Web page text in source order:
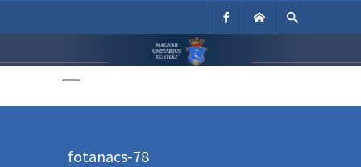
Unitárius Egyház
fotanacs-78